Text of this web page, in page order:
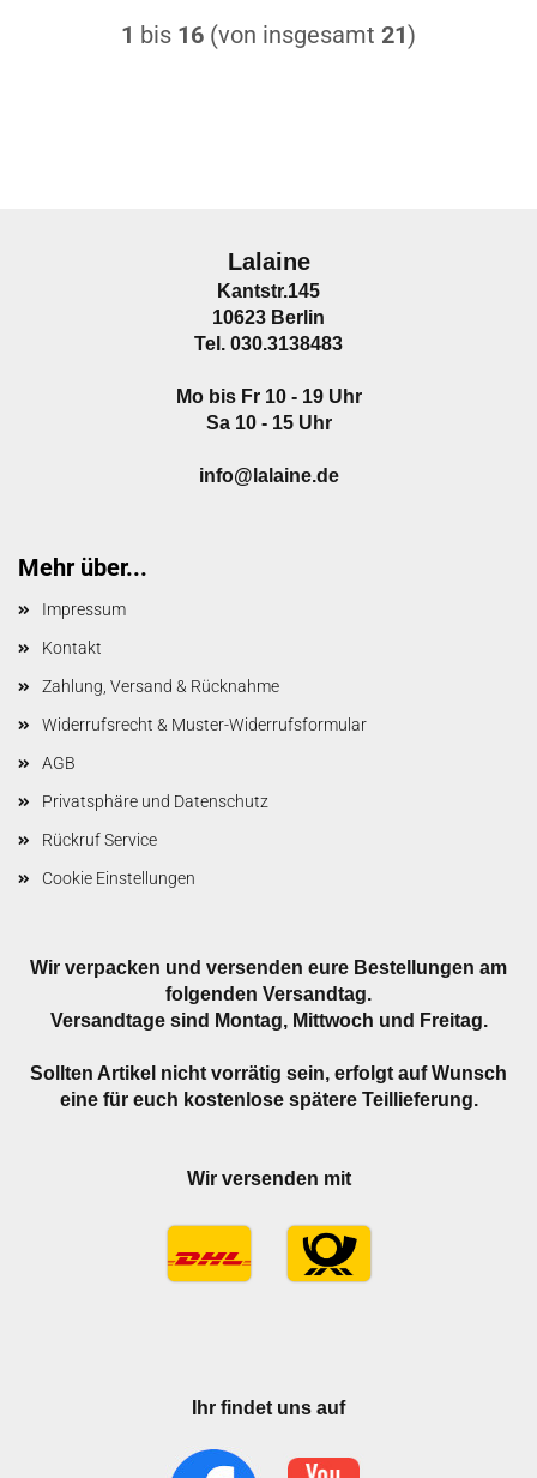
1 bis 16 (von insgesamt 21)
Lalaine
Kantstr.145
10623 Berlin
Tel. 030.3138483
Mo bis Fr 10 - 19 Uhr
Sa 10 - 15 Uhr
info@lalaine.de
Mehr über...
Impressum
Kontakt
Zahlung, Versand & Rücknahme
Widerrufsrecht & Muster-Widerrufsformular
AGB
Privatsphäre und Datenschutz
Rückruf Service
Cookie Einstellungen
Wir verpacken und versenden eure Bestellungen am
folgenden Versandtag.
Versandtage sind Montag, Mittwoch und Freitag.
Sollten Artikel nicht vorrätig sein, erfolgt auf Wunsch
eine für euch kostenlose spätere Teillieferung.
Wir versenden mit
Ihr findet uns auf